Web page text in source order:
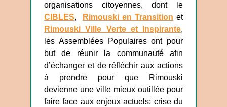
organisations citoyennes, dont le
CIBLES, Rimouski en Transition et
Rimouski Ville Verte et Inspirante,
les Assemblées Populaires ont pour
but de réunir la communauté afin
d’échanger et de réfléchir aux actions
à prendre pour que Rimouski
devienne une ville mieux outillée pour
faire face aux enjeux actuels: crise du